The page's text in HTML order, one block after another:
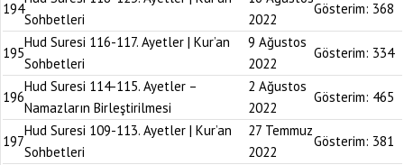
194
Sohbetleri
2022
Gösterim: 368
195
Hud Suresi 116-117. Ayetler | Kur’an
Sohbetleri
9 Ağustos
2022
Gösterim: 334
196
Hud Suresi 114-115. Ayetler –
Namazların Birleştirilmesi
2 Ağustos
2022
Gösterim: 465
197
Hud Suresi 109-113. Ayetler | Kur’an
Sohbetleri
27 Temmuz
2022
Gösterim: 381